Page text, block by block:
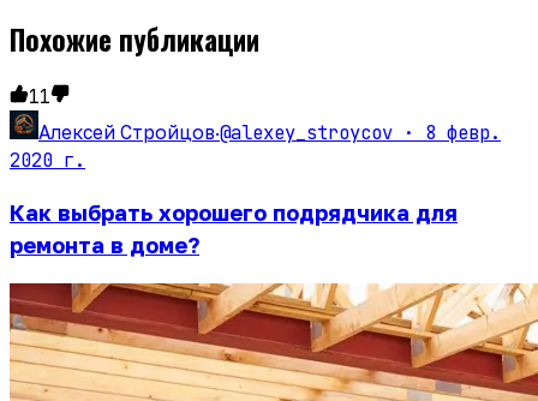
Похожие публикации
11
Алексей Стройцов·@alexey_stroycov · 8 февр.
2020 г.
Как выбрать хорошего подрядчика для
ремонта в доме?